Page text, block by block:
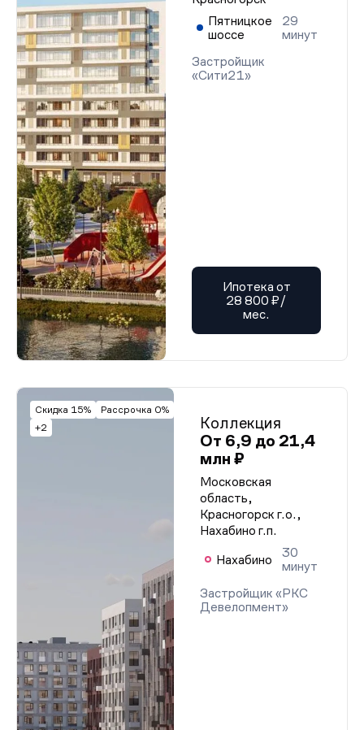
Пятницкое
шоссе
29
минут
Застройщик
«Сити21»
Ипотека от
28 800 ₽/
мес.
Скидка 15%
Рассрочка 0%
+2
Коллекция
От 6,9 до 21,4
млн ₽
Московская
область,
Красногорск г.о.,
Нахабино г.п.
Нахабино
30
минут
Застройщик «РКС
Девелопмент»